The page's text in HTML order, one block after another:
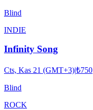
Blind
INDIE
Infinity Song
Cts, Kas 21 (GMT+3)|₺750
Blind
ROCK